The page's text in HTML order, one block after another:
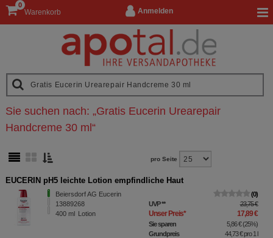
Anmelden
Warenkorb
0
Sie suchen nach: „Gratis Eucerin Urearepair
Handcreme 30 ml “
pro Seite
EUCERIN pH5 leichte Lotion empfindliche Haut
Beiersdorf AG Eucerin
13889268
400 ml Lotion
0
UVP** 23,75 €
Unser Preis* 17,89 €
Sie sparen 5,86 €(25%)
Grundpreis
44,73 €pro 1 l